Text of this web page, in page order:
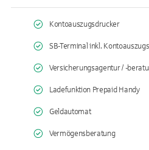
Kontoauszugsdrucker
SB-Terminal inkl.
Versicherungsagentur / -
Ladefunktion Prepaid Handy
Geldautomat
Vermögensberatung